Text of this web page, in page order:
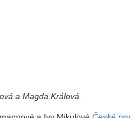
a Magda Králová.